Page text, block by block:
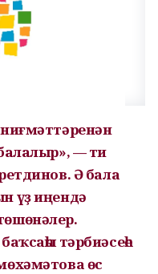
— ти
Ә бала
үҙ иңендә
тәрбиәсеһе
өс